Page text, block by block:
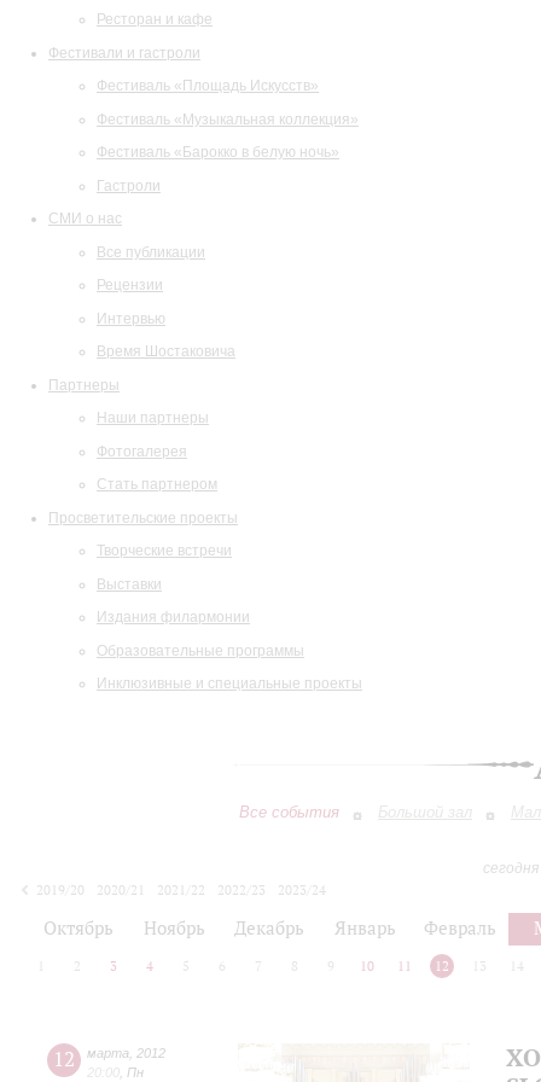
Ресторан и кафе
Фестивали и гастроли
Фестиваль «Площадь Искусств»
Фестиваль «Музыкальная коллекция»
Фестиваль «Барокко в белую ночь»
Гастроли
СМИ о нас
Все публикации
Рецензии
Интервью
Время Шостаковича
Партнеры
Наши партнеры
Фотогалерея
Стать партнером
Просветительские проекты
Творческие встречи
Выставки
Издания филармонии
Образовательные программы
Инклюзивные и специальные проекты
Все события Большой зал
2019/20
2020/21 2021/22 2022/23
2023/24
Октябрь Ноябрь Декабрь Январь Февраль
2 3 4 5 6 7 8 9 10 11 12 13 14
12 марта
2012
20:00 Пн